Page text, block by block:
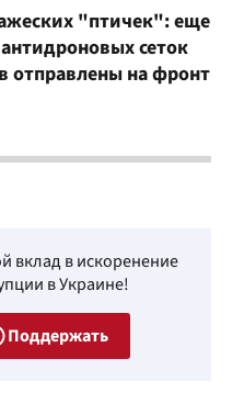
"птичек": еще
сеток
отправлены на фронт
вклад в искоренение
в Украине!
Поддержать